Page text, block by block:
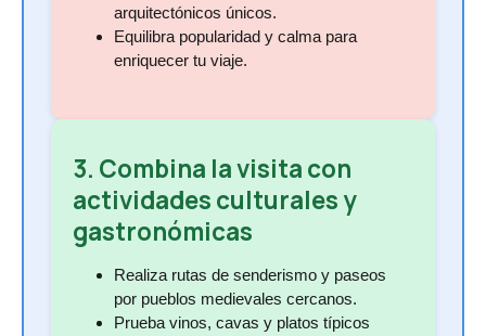
arquitectónicos únicos.
Equilibra popularidad y calma para
enriquecer tu viaje.
3. Combina la visita con
actividades culturales y
gastronómicas
Realiza rutas de senderismo y paseos
por pueblos medievales cercanos.
Prueba vinos, cavas y platos típicos